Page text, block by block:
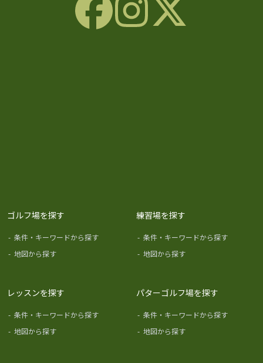
ゴルフ場を探す
- 条件・キーワードから探す
- 地図から探す
練習場を探す
- 条件・キーワードから探す
- 地図から探す
レッスンを探す
- 条件・キーワードから探す
- 地図から探す
パターゴルフ場を探す
- 条件・キーワードから探す
- 地図から探す